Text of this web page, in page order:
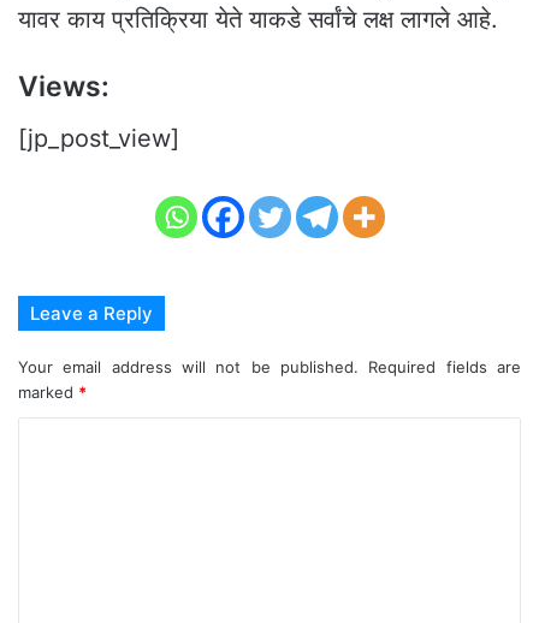
यावर काय प्रतिक्रिया येते याकडे सर्वांचे लक्ष लागले आहे.
Views:
[jp_post_view]
Leave a Reply
Your email address will not be published.
Required fields are
marked *